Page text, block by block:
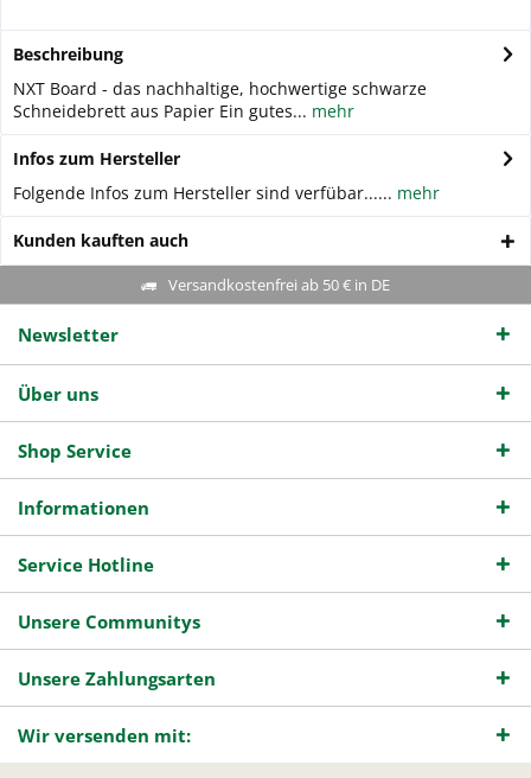
Beschreibung
NXT Board - das nachhaltige, hochwertige schwarze
Schneidebrett aus Papier Ein gutes... mehr
Infos zum Hersteller
Folgende Infos zum Hersteller sind verfübar...... mehr
Kunden kauften auch
Versandkostenfrei ab 50 € in DE
Newsletter
Über uns
Shop Service
Informationen
Service Hotline
Unsere Communitys
Unsere Zahlungsarten
Wir versenden mit: